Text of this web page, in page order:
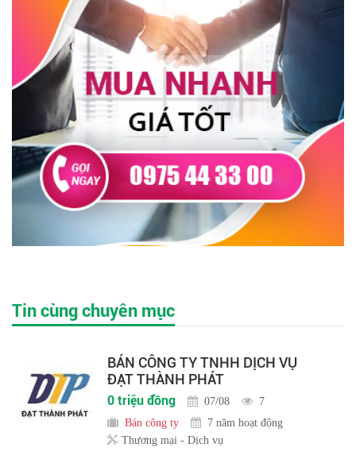
Tin cùng chuyên mục
BÁN CÔNG TY TNHH DỊCH VỤ
ĐẠT THÀNH PHÁT
0 triệu đồng 07/08
7
Bán công ty
7 năm hoạt động
Thương mại - Dịch vụ